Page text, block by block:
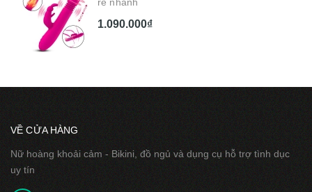
rẽ nhánh
1.090.000₫
VỀ CỬA HÀNG
Nữ hoàng khoải cảm - Bikini, đồ ngủ và dụng cụ hỗ trợ tình dục
uy tín